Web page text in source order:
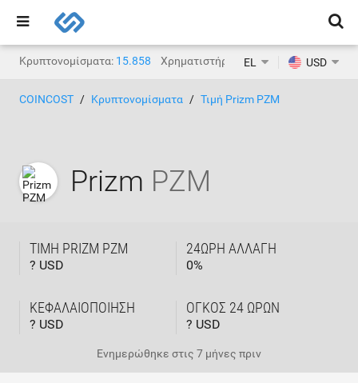
Κρυπτονομίσματα: 15.858 Χρηματιστήρια κρυπτονομισμάτων:
EL USD
COINCOST Κρυπτονομίσματα Τιμή Prizm PZM
Prizm PZM
ΤΙΜΉ PRIZM PZM
? USD
24ΩΡΗ ΑΛΛΑΓΉ
0%
ΚΕΦΑΛΑΙΟΠΟΊΗΣΗ
? USD
ΌΓΚΟΣ 24 ΩΡΏΝ
? USD
Ενημερώθηκε στις 7 μήνες πριν